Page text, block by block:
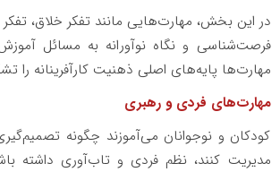
در این بخش، مهارت‌هایی مانند تفکر خلاق، تفکر
فرصت‌شناسی و نگاه نوآورانه به مسائل
مهارت‌ها پایه‌های اصلی ذهنیت کارآفرینانه را
مهارت‌های فردی و رهبری
کودکان و نوجوانان می‌آموزند چگونه
مدیریت کنند، نظم فردی و تاب‌آوری داشته